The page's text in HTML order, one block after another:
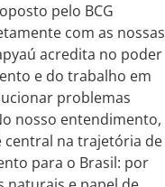
pelo BCG
com as nossas
acredita no poder
e do trabalho em
problemas
nosso entendimento,
central na trajetória de
para o Brasil: por